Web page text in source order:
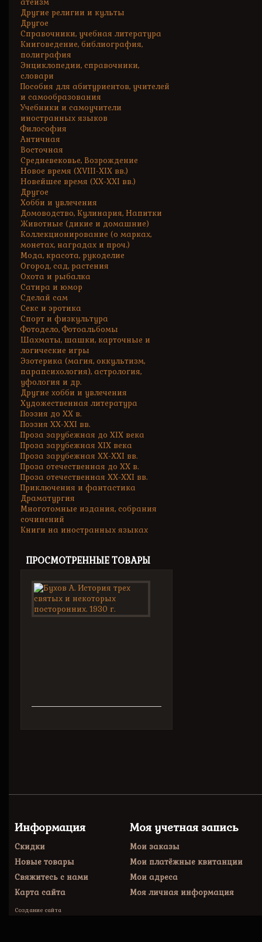
атеизм
Другие религии и культы
Другое
Справочники, учебная литература
Книговедение, библиография,
полиграфия
Энциклопедии, справочники,
словари
Пособия для абитуриентов, учителей
и самообразования
Учебники и самоучители
иностранных языков
Философия
Античная
Восточная
Средневековье, Возрождение
Новое время (XVIII-XIX вв.)
Новейшее время (XX-XXI вв.)
Другое
Хобби и увлечения
Домоводство, Кулинария, Напитки
Животные (дикие и домашние)
Коллекционирование (о марках,
монетах, наградах и проч.)
Мода, красота, рукоделие
Огород, сад, растения
Охота и рыбалка
Сатира и юмор
Сделай сам
Секс и эротика
Спорт и физкультура
Фотодело, Фотоальбомы
Шахматы, шашки, карточные и
логические игры
Эзотерика (магия, оккультизм,
парапсихология), астрология,
уфология и др.
Другие хобби и увлечения
Художественная литература
Поэзия до XX в.
Поэзия XX-XXI вв.
Проза зарубежная до XIX века
Проза зарубежная XIX века
Проза зарубежная XX-XXI вв.
Проза отечественная до XX в.
Проза отечественная XX-XXI вв.
Приключения и фантастика
Драматургия
Многотомные издания, собрания
сочинений
Книги на иностранных языках
ПРОСМОТРЕННЫЕ ТОВАРЫ
Информация
Скидки
Новые товары
Свяжитесь с нами
Карта сайта
Моя учетная запись
Мои заказы
Мои платёжные квитанции
Мои адреса
Моя личная информация
Создание сайта